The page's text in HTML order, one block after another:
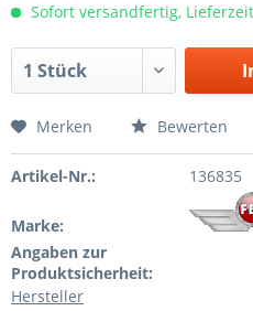
Sofort versandfertig,
Merken Bewerten
Artikel-Nr.: 136835
Marke:
Angaben zur
Produktsicherheit:
Hersteller